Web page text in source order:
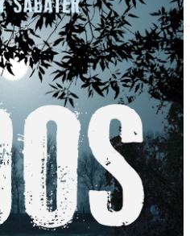
par WordPress